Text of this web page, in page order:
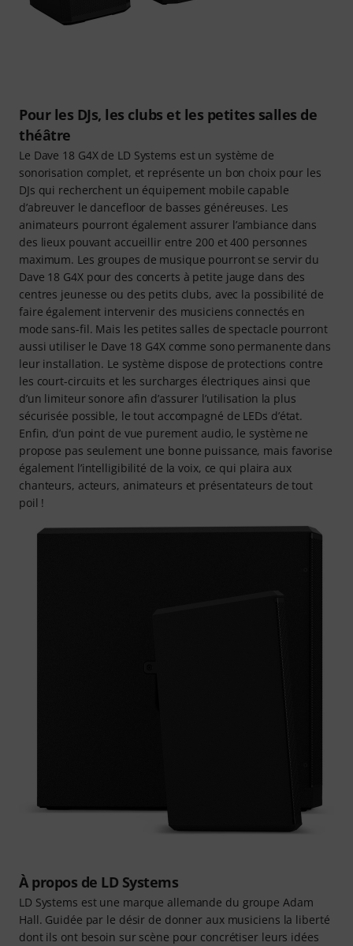
Pour les DJs, les clubs et les petites salles de
théâtre
Le Dave 18 G4X de LD Systems est un système de
sonorisation complet, et représente un bon choix pour les
DJs qui recherchent un équipement mobile capable
d’abreuver le dancefloor de basses généreuses. Les
animateurs pourront également assurer l’ambiance dans
des lieux pouvant accueillir entre 200 et 400 personnes
maximum. Les groupes de musique pourront se servir du
Dave 18 G4X pour des concerts à petite jauge dans des
centres jeunesse ou des petits clubs, avec la possibilité de
faire également intervenir des musiciens connectés en
mode sans-fil. Mais les petites salles de spectacle pourront
aussi utiliser le Dave 18 G4X comme sono permanente dans
leur installation. Le système dispose de protections contre
les court-circuits et les surcharges électriques ainsi que
d’un limiteur sonore afin d’assurer l’utilisation la plus
sécurisée possible, le tout accompagné de LEDs d’état.
Enfin, d’un point de vue purement audio, le système ne
propose pas seulement une bonne puissance, mais favorise
également l’intelligibilité de la voix, ce qui plaira aux
chanteurs, acteurs, animateurs et présentateurs de tout
poil !
À propos de LD Systems
LD Systems est une marque allemande du groupe Adam
Hall. Guidée par le désir de donner aux musiciens la liberté
dont ils ont besoin sur scène pour concrétiser leurs idées